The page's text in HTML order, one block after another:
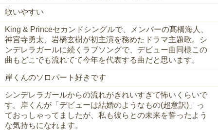
歌いやすい
King & Princeセカンドシングルで、メンバーの髙橋海人、
神宮寺勇太、岩橋玄樹が初主演を務めたドラマ主題歌。シ
ンデレラガールに続くラブソングで、デビュー曲同様この
曲もどこでも流れてて今年を代表する曲だと思います。
岸くんのソロパート好きです
シンデレラガールからの流れがきれいすぎて怖いくらいで
す。岸くんが「デビューは結婚のようなもの(超意訳)」っ
ておっしゃってましたが、私も彼らとの未来を誓ったよう
な気持ちになれます。